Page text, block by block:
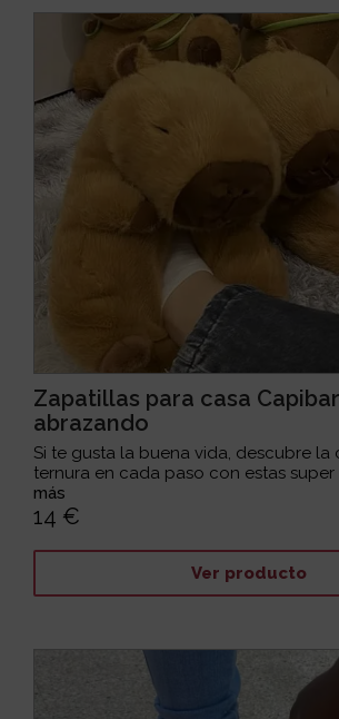
Zapatillas para casa
abrazando
Si te gusta la buena vida, descubre
ternura en cada paso con estas super
más
14 €
Ver producto